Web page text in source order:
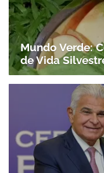
Mundo Verde:
de Vida